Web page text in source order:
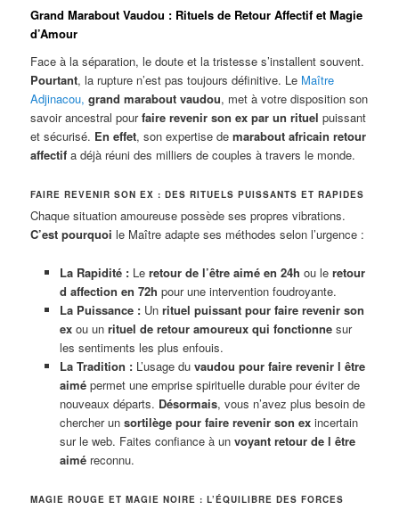
Grand Marabout Vaudou : Rituels de Retour Affectif et Magie
d’Amour
Face à la séparation, le doute et la tristesse s’installent souvent.
Pourtant, la rupture n’est pas toujours définitive. Le Maître
Adjinacou, grand marabout vaudou, met à votre disposition son
savoir ancestral pourfaire revenir son ex par un rituel puissant
et sécurisé. En effet, son expertise demarabout africain retour
affectif a déjà réuni des milliers de couples à travers le monde.
FAIRE REVENIR SON EX : DES RITUELS PUISSANTS ET RAPIDES
Chaque situation amoureuse possède ses propres vibrations.
C’est pourquoi le Maître adapte ses méthodes selon l’urgence :
La Rapidité :Le retour de l’être aimé en 24h ou le retour
d affection en 72h pour une intervention foudroyante.
La Puissance :Un rituel puissant pour faire revenir son
exou un rituel de retour amoureux qui fonctionnesur
les sentiments les plus enfouis.
La Tradition :L’usage du vaudou pour faire revenir l être
aimépermet une emprise spirituelle durable pour éviter de
nouveaux départs. Désormais, vous n’avez plus besoin de
chercher un sortilège pour faire revenir son exincertain
sur le web. Faites confiance à un voyant retour de l être
aiméreconnu.
MAGIE ROUGE ET MAGIE NOIRE : L’ÉQUILIBRE DES FORCES